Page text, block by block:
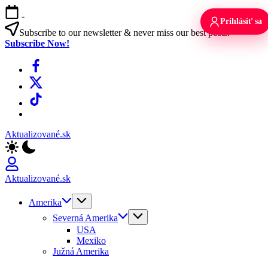
Skip
to
content
-
Subscribe to our newsletter & never miss our best posts.
Subscribe Now!
Facebook
X
TikTok
Aktualizované.sk
Aktualizované.sk
Amerika
Severná Amerika
USA
Mexiko
Južná Amerika
Prihlásiť sa